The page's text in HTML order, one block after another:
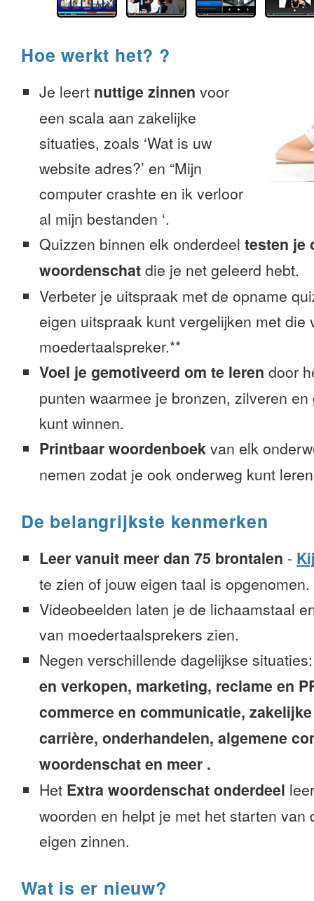
Hoe werkt het? ?
Je leert nuttige zinnen voor
een scala aan zakelijke
situaties, zoals ‘Wat is uw
website adres?’ en “Mijn
computer crashte en ik verloor
al mijn bestanden ‘.
Quizzen binnen elk onderdeel testen je
woordenschat die je net geleerd hebt.
Verbeter je uitspraak met de opname
eigen uitspraak kunt vergelijken met die
moedertaalspreker.**
Voel je gemotiveerd om te leren door
punten waarmee je bronzen, zilveren
kunt winnen.
Printbaar woordenboek van elk
nemen zodat je ook onderweg kunt
De belangrijkste kenmerken
Leer vanuit meer dan 75 brontalen -
te zien of jouw eigen taal is opgenomen.
Videobeelden laten je de lichaamstaal
van moedertaalsprekers zien.
Negen verschillende dagelijkse
en verkopen, marketing, reclame en
commerce en communicatie,
carrière, onderhandelen, algemene
woordenschat en meer .
Het Extra woordenschat onderdeel
woorden en helpt je met het starten van
eigen zinnen.
Wat is er nieuw?